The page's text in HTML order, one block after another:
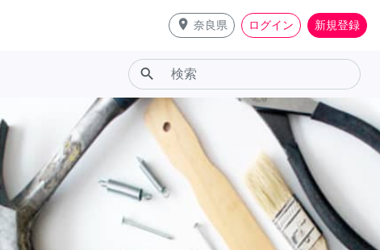
place 奈良県 ログイン 新規登録
search